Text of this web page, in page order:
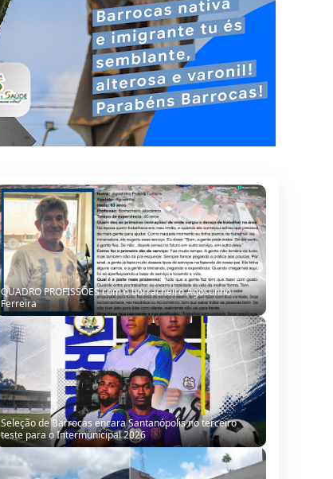
Seleção de Barrocas encara Santanópolis no terceiro
teste para o Intermunicipal 2026
“Obra parada, ninguém trabalhando”: morador denuncia
situação de escola no Alto da Porteira em Barrocas